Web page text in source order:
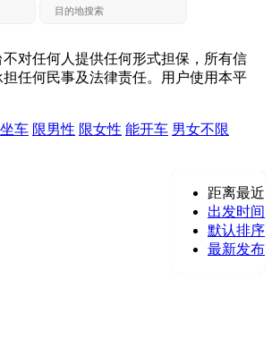
对任何人提供任何形式担保，所有信
任何民事及法律责任。用户使用本平
车 限男性 限女性 能开车 男女不限
距离最近
出发时间
默认排序
最新发布